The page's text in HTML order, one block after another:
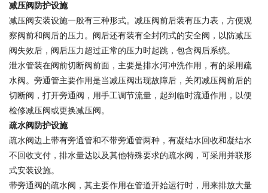
减压阀防护设施
减压阀安装设施一般有三种形式。减压阀前后装有压力表，方便观
察阀前和阀后的压力。阀后还有装有全封闭式的安全阀，以防减压
阀失效后，阀后压力超过正常的压力时起跳，包含阀后系统。
泄水管装在阀前切断阀前面，主要是排水河冲洗作用，有的采用疏
水阀。旁通管主要作用是当减压阀出现故障后，关闭减压阀前后的
切断阀，打开旁通阀，用手工调节流量，起到临时流通作用，以便
检修减压阀或更换减压阀。
疏水阀防护设施
疏水阀边上带有旁通管和不带旁通管两种，有凝结水回收和凝结水
不回收支付，排水量达以及其他特殊要求的疏水阀，可采用并联形
式安装设施。
带旁通阀的疏水阀，其主要作用在管道开始运行时，用来排放大量